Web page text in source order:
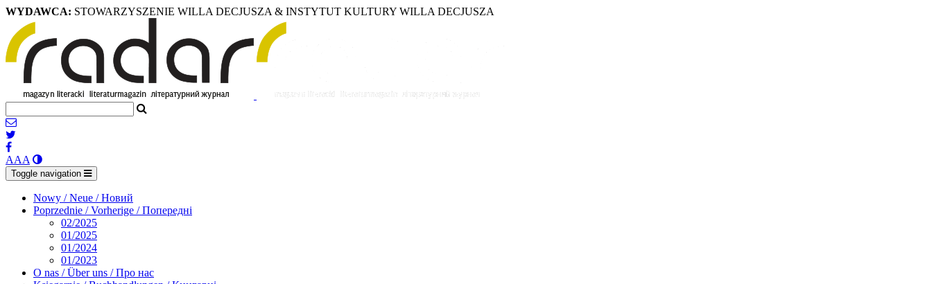
WYDAWCA: STOWARZYSZENIE WILLA DECJUSZA & INSTYTUT KULTURY WILLA DECJUSZA
AAA
Toggle navigation
Nowy / Neue / Новий
Poprzednie / Vorherige / Попередні
02/2025
01/2025
01/2024
01/2023
O nas / Über uns / Про нас